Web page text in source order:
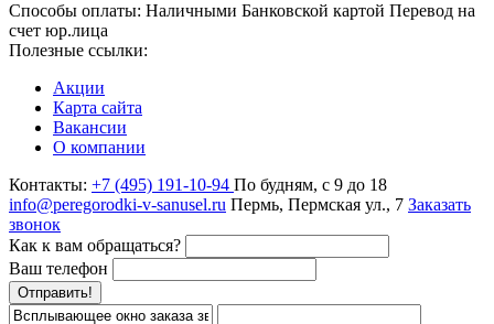
Способы оплаты: Наличными Банковской картой Перевод на
счет юр.лица
Полезные ссылки:
Акции
Карта сайта
Вакансии
О компании
Контакты: +7 (495) 191-10-94 По будням, с 9 до 18
info@peregorodki-v-sanusel.ru Пермь, Пермская ул., 7 Заказать
звонок
Как к вам обращаться?
Ваш телефон
Отправить!